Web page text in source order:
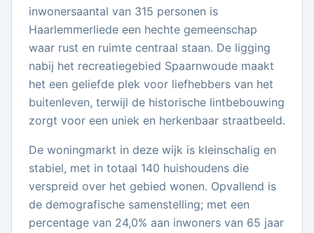
inwonersaantal van 315 personen is
Haarlemmerliede een hechte gemeenschap
waar rust en ruimte centraal staan. De ligging
nabij het recreatiegebied Spaarnwoude maakt
het een geliefde plek voor liefhebbers van het
buitenleven, terwijl de historische lintbebouwing
zorgt voor een uniek en herkenbaar straatbeeld.
De woningmarkt in deze wijk is kleinschalig en
stabiel, met in totaal 140 huishoudens die
verspreid over het gebied wonen. Opvallend is
de demografische samenstelling; met een
percentage van 24,0% aan inwoners van 65 jaar